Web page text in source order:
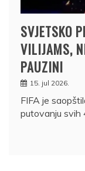
SVJETSKO
VILIJAMS,
PAUZINI
15. jul 2026.
FIFA je
putovanju svih